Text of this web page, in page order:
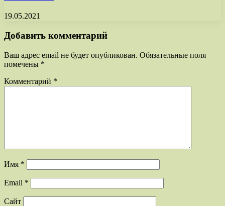
19.05.2021
Добавить комментарий
Ваш адрес email не будет опубликован. Обязательные поля
помечены *
Комментарий *
Имя *
Email *
Сайт